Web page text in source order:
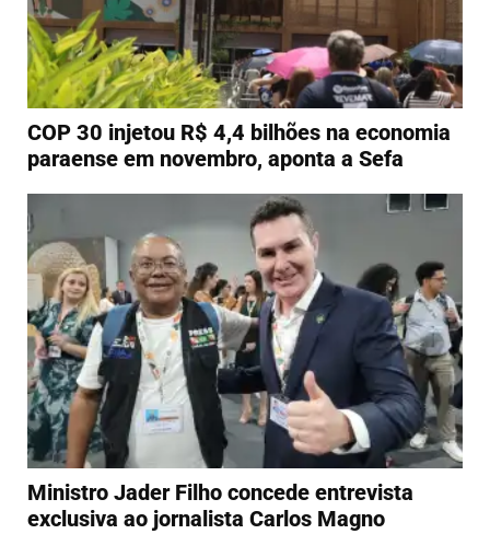
COP 30 injetou R$ 4,4 bilhões na economia
paraense em novembro, aponta a Sefa
Ministro Jader Filho concede entrevista
exclusiva ao jornalista Carlos Magno